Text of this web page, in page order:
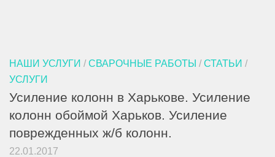
НАШИ УСЛУГИ / СВАРОЧНЫЕ РАБОТЫ / СТАТЬИ /
УСЛУГИ
Усиление колонн в Харькове. Усиление
колонн обоймой Харьков. Усиление
поврежденных ж/б колонн.
22.01.2017